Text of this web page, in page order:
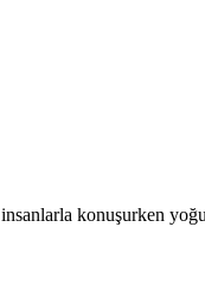
insanlarla konuşurken